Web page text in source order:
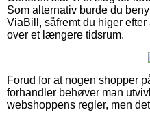
Som alternativ burde du
ViaBill, såfremt du higer
over et længere tidsrum.
Forud for at nogen shopper
forhandler behøver man
webshoppens regler, men